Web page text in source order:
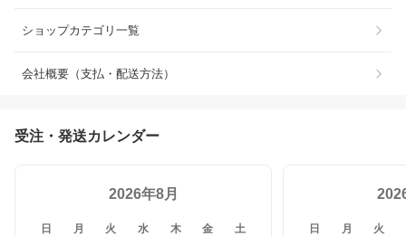
ショップカテゴリ一覧
会社概要（支払・配送方法）
受注・発送カレンダー
2026年8月
日 月 火 水 木 金 土 日 月 火